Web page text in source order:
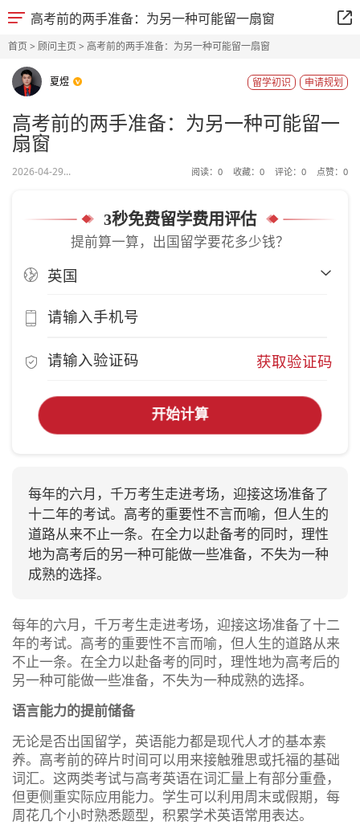
高考前的两手准备：为另一种可能留一扇窗
首页> 顾问主页> 高考前的两手准备：为另一种可能留一扇窗
夏煜 申请规划
留学初识
高考前的两手准备：为另一种可能留一
扇窗
2026-04-29... 阅读： 0 收藏： 0 评论： 0 点赞： 0
3秒免费留学费用评估
提前算一算，出国留学要花多少钱？
获取验证码
开始计算
每年的六月，千万考生走进考场，迎接这场准备了
十二年的考试。高考的重要性不言而喻，但人生的
道路从来不止一条。在全力以赴备考的同时，理性
地为高考后的另一种可能做一些准备，不失为一种
成熟的选择。
每年的六月，千万考生走进考场，迎接这场准备了十二
年的考试。高考的重要性不言而喻，但人生的道路从来
不止一条。在全力以赴备考的同时，理性地为高考后的
另一种可能做一些准备，不失为一种成熟的选择。
语言能力的提前储备
无论是否出国留学，英语能力都是现代人才的基本素
养。高考前的碎片时间可以用来接触雅思或托福的基础
词汇。这两类考试与高考英语在词汇量上有部分重叠，
但更侧重实际应用能力。学生可以利用周末或假期，每
周花几个小时熟悉题型，积累学术英语常用表达。